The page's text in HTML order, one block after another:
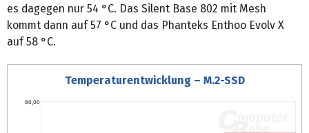
es dagegen nur 54 °C. Das Silent Base 802 mit Mesh
kommt dann auf 57 °C und das Phanteks Enthoo Evolv X
auf 58 °C.
Temperaturentwicklung – M.2-SSD
80,00